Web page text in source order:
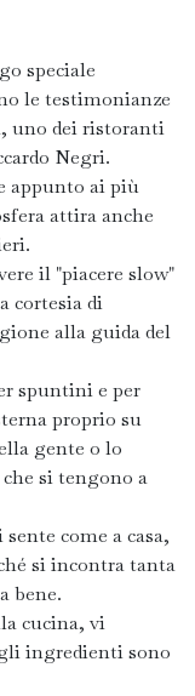
speciale
le testimonianze
uno dei ristoranti
Negri.
appunto ai più
attira anche
il "piacere slow"
cortesia di
alla guida del
spuntini e per
proprio su
gente o lo
si tengono a
come a casa,
si incontra tanta
bene.
cucina, vi
ingredienti sono